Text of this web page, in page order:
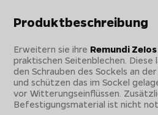
Produktbeschreibung
Erweitern sie ihre Remundi
praktischen Seitenblechen. Diese
den Schrauben des Sockels an
und schützen das im Sockel
vor Witterungseinflüssen.
Befestigungsmaterial ist nicht